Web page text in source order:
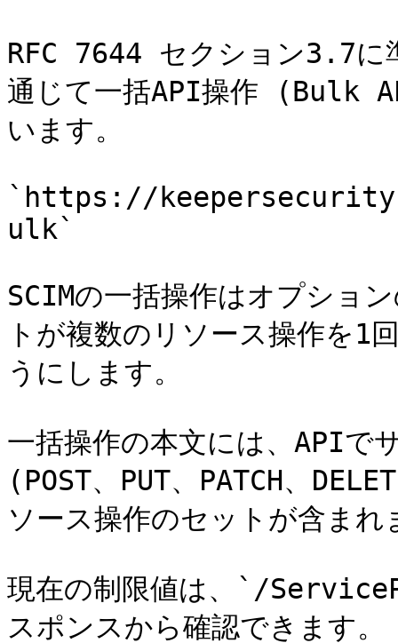
RFC 7644 セクション3.7に
通じて一括API操作 (Bulk
います。
`https://
ulk`
SCIMの一括操作はオプショ
トが複数のリソース操作を1
うにします。
一括操作の本文には、APIで
(POST、PUT、PATCH、
ソース操作のセットが含まれ
現在の制限値は、`/
スポンスから確認できます。